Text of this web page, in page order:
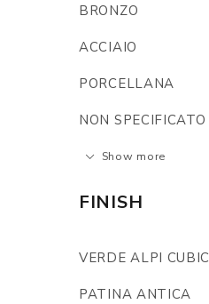
BRONZO
ACCIAIO
PORCELLANA
NON SPECIFICATO
Show more
FINISH
VERDE ALPI CUBIC
PATINA ANTICA